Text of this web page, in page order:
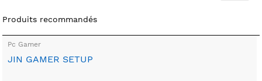
Produits recommandés
Pc Gamer
JIN GAMER SETUP